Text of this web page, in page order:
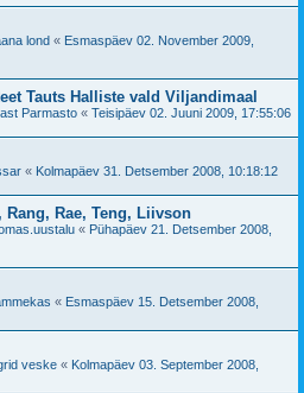
lond « Esmaspäev 02. November 2009,
Tauts Halliste vald Viljandimaal
Parmasto « Teisipäev 02. Juuni 2009, 17:55:06
« Kolmapäev 31. Detsember 2008, 10:18:12
Rae, Teng, Liivson
« Pühapäev 21. Detsember 2008,
« Esmaspäev 15. Detsember 2008,
veske « Kolmapäev 03. September 2008,